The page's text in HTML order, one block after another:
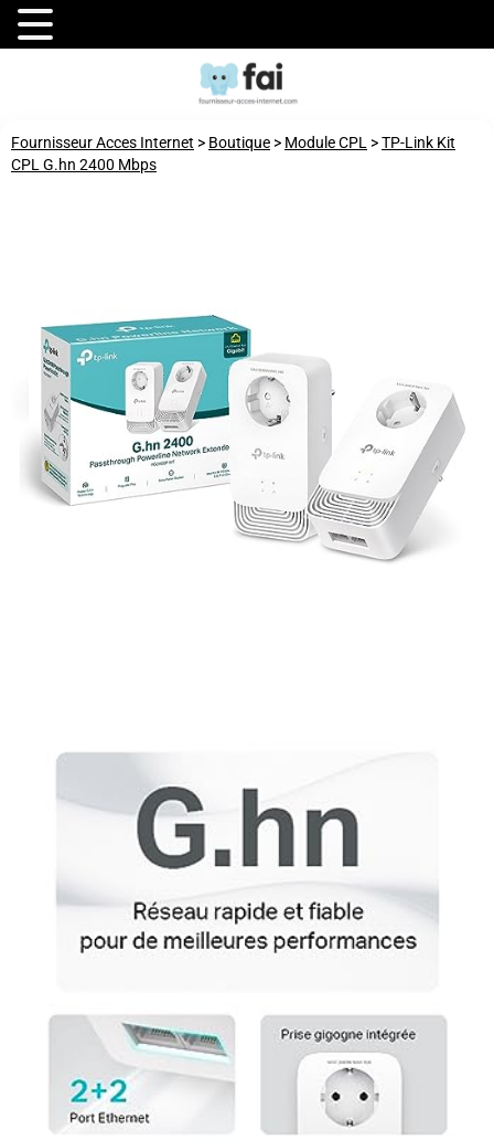
Fournisseur Acces Internet > Boutique > Module CPL >TP-Link Kit
CPL G.hn 2400 Mbps